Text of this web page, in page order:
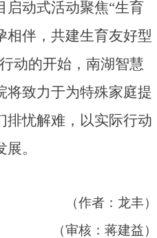
启动式活动聚焦“生育
伴，共建生育友好型
动的开始，南湖智慧
将致力于为特殊家庭提
排忧解难，以实际行动
。
（作者： 龙丰）
（审核：蒋建益）